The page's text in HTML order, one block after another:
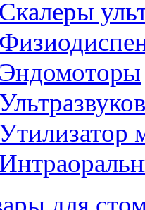
Скалеры
Эндомоторы
Утилизатор